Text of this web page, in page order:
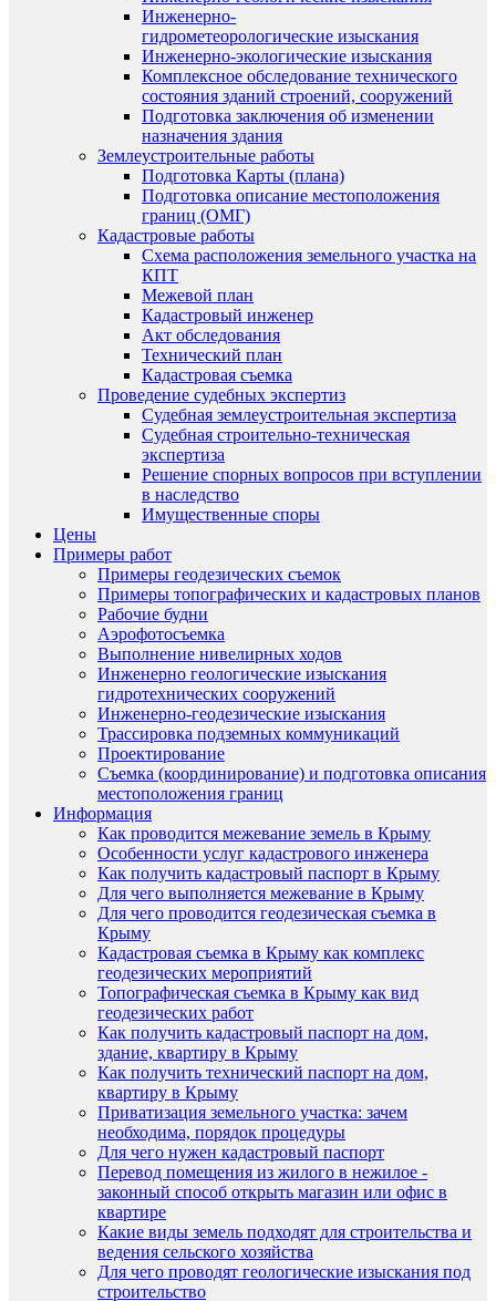
Инженерно-
гидрометеорологические изыскания
Инженерно-экологические изыскания
Комплексное обследование технического
состояния зданий строений, сооружений
Подготовка заключения об изменении
назначения здания
Землеустроительные работы
Подготовка Карты (плана)
Подготовка описание местоположения
границ (ОМГ)
Кадастровые работы
Схема расположения земельного участка на
КПТ
Межевой план
Кадастровый инженер
Акт обследования
Технический план
Кадастровая съемка
Проведение судебных экспертиз
Судебная землеустроительная экспертиза
Судебная строительно-техническая
экспертиза
Решение спорных вопросов при вступлении
в наследство
Имущественные споры
Цены
Примеры работ
Примеры геодезических съемок
Примеры топографических и кадастровых планов
Рабочие будни
Аэрофотосъемка
Выполнение нивелирных ходов
Инженерно геологические изыскания
гидротехнических сооружений
Инженерно-геодезические изыскания
Трассировка подземных коммуникаций
Проектирование
Съемка (координирование) и подготовка описания
местоположения границ
Информация
Как проводится межевание земель в Крыму
Особенности услуг кадастрового инженера
Как получить кадастровый паспорт в Крыму
Для чего выполняется межевание в Крыму
Для чего проводится геодезическая съемка в
Крыму
Кадастровая съемка в Крыму как комплекс
геодезических мероприятий
Топографическая съемка в Крыму как вид
геодезических работ
Как получить кадастровый паспорт на дом,
здание, квартиру в Крыму
Как получить технический паспорт на дом,
квартиру в Крыму
Приватизация земельного участка: зачем
необходима, порядок процедуры
Для чего нужен кадастровый паспорт
Перевод помещения из жилого в нежилое -
законный способ открыть магазин или офис в
квартире
Какие виды земель подходят для строительства и
ведения сельского хозяйства
Для чего проводят геологические изыскания под
строительство